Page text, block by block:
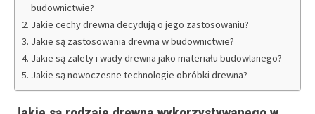
budownictwie?
Jakie cechy drewna decydują o jego zastosowaniu?
Jakie są zastosowania drewna w budownictwie?
Jakie są zalety i wady drewna jako materiału budowlanego?
Jakie są nowoczesne technologie obróbki drewna?